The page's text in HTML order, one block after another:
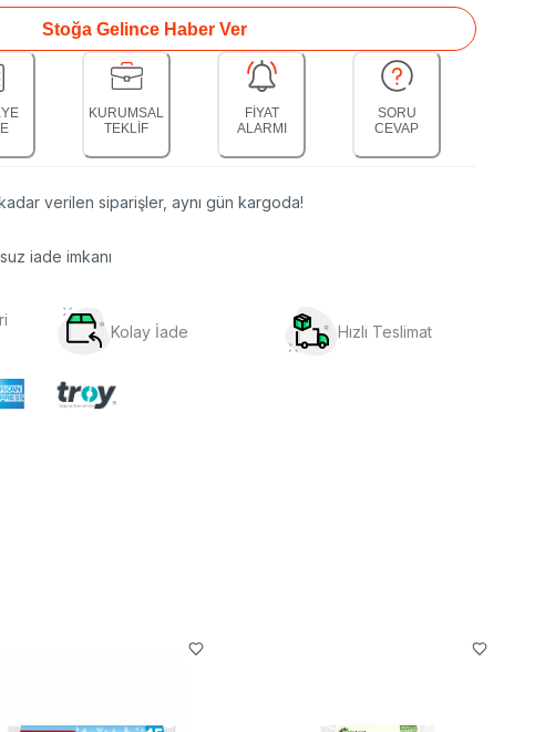
Stoğa Gelince Haber Ver
KURUMSAL
TEKLİF
FİYAT
ALARMI
SORU
CEVAP
verilen siparişler, aynı gün kargoda!
iade imkanı
Kolay İade Hızlı Teslimat